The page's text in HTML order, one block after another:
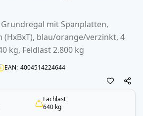
Grundregal mit Spanplatten,
(HxBxT), blau/orange/verzinkt, 4
kg, Feldlast 2.800 kg
EAN 4004514224644
Fachlast
640 kg